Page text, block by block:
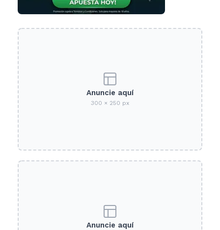
Anuncie aquí
300 × 250 px
Anuncie aquí